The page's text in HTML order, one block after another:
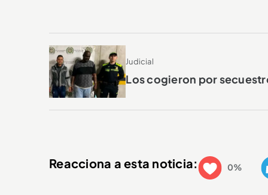
Judicial
Los cogieron por
Reacciona a esta noticia: 0%